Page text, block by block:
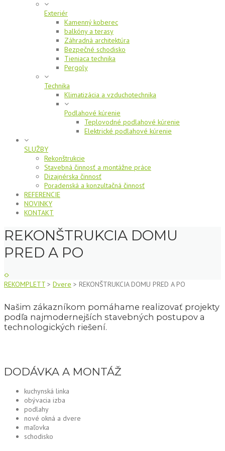
Exteriér
Kamenný koberec
balkóny a terasy
Záhradná architektúra
Bezpečné schodisko
Tieniaca technika
Pergoly
Technika
Klimatizácia a vzduchotechnika
Podlahové kúrenie
Teplovodné podlahové kúrenie
Elektrické podlahové kúrenie
SLUŽBY
Rekonštrukcie
Stavebná činnosť a montážne práce
Dizajnérska činnosť
Poradenská a konzultačná činnosť
REFERENCIE
NOVINKY
KONTAKT
REKONŠTRUKCIA DOMU
PRED A PO
REKOMPLETT > Dvere > REKONŠTRUKCIA DOMU PRED A PO
Našim zákazníkom pomáhame realizovať projekty
podľa najmodernejších stavebných postupov a
technologických riešení.
DODÁVKA A MONTÁŽ
kuchynská linka
obývacia izba
podlahy
nové okná a dvere
maľovka
schodisko